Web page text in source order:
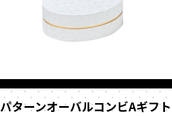
パターンオーバルコンビAギフト